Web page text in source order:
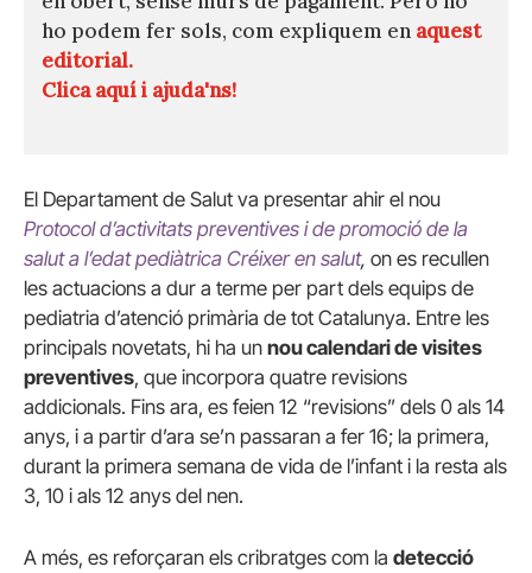
ho podem fer sols, com expliquem en aquest
editorial.
Clica aquí i ajuda'ns!
El Departament de Salut va presentar ahir el nou
Protocol d’activitats preventives i de promoció de la
salut a l’edat pediàtrica Créixer en salut, on es recullen
les actuacions a dur a terme per part dels equips de
pediatria d’atenció primària de tot Catalunya. Entre les
principals novetats, hi ha un nou calendari de visites
preventives, que incorpora quatre revisions
addicionals. Fins ara, es feien 12 “revisions” dels 0 als 14
anys, i a partir d’ara se’n passaran a fer 16; la primera,
durant la primera semana de vida de l’infant i la resta als
3, 10 i als 12 anys del nen.
A més, es reforçaran els cribratges com la detecció